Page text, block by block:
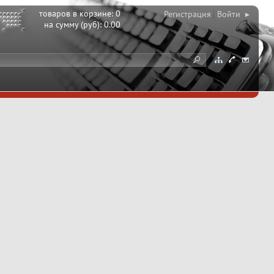
товаров в корзине:0
на сумму (руб):0.00
Регистрация Войти ▸